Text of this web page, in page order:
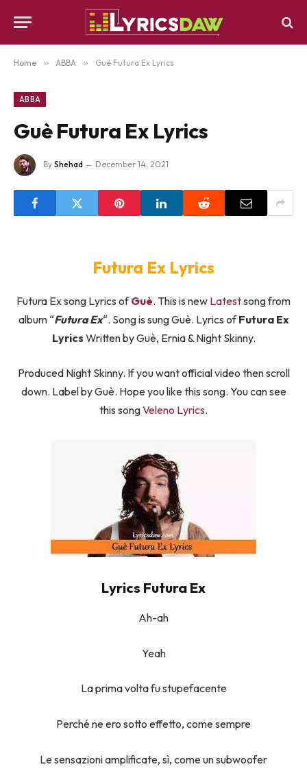
Home » ABBA » Guè Futura Ex Lyrics
ABBA
Guè Futura Ex Lyrics
By Shehad December 14, 2021
Futura Ex Lyrics
Futura Ex song Lyrics ofGuè. This is new Latestsong from
album “Futura Ex“. Song is sung Guè. Lyrics ofFutura Ex
Lyrics Written by Guè, Ernia & Night Skinny.
Produced Night Skinny. If you want official video then scroll
down. Label by Guè. Hope you like this song. You can see
this songVeleno Lyrics.
Lyrics Futura Ex
Ah-ah
Yeah
La prima volta fu stupefacente
Perché ne ero sotto effetto, come sempre
Le sensazioni amplificate, sì, come un subwoofer